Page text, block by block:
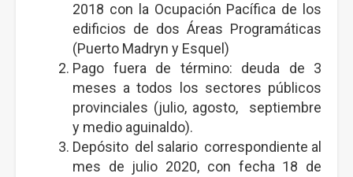
2018 con la Ocupación Pacífica de los
edificios de dos Áreas Programáticas
(Puerto Madryn y Esquel)
Pago fuera de término: deuda de 3
meses a todos los sectores públicos
provinciales (julio, agosto, septiembre
y medio aguinaldo).
Depósito del salario correspondiente al
mes de julio 2020, con fecha 18 de